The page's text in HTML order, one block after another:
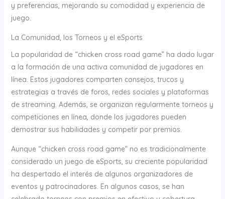
y preferencias, mejorando su comodidad y experiencia de
juego.
La Comunidad, los Torneos y el eSports
La popularidad de “chicken cross road game” ha dado lugar
a la formación de una activa comunidad de jugadores en
línea. Estos jugadores comparten consejos, trucos y
estrategias a través de foros, redes sociales y plataformas
de streaming. Además, se organizan regularmente torneos y
competiciones en línea, donde los jugadores pueden
demostrar sus habilidades y competir por premios.
Aunque “chicken cross road game” no es tradicionalmente
considerado un juego de eSports, su creciente popularidad
ha despertado el interés de algunos organizadores de
eventos y patrocinadores. En algunos casos, se han